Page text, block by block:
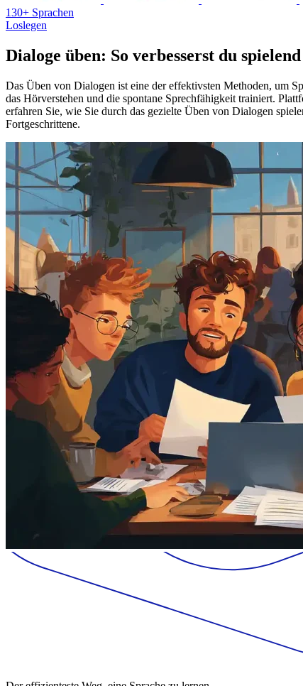
130+ Sprachen
Loslegen
Dialoge üben: So verbesserst du
Das Üben von Dialogen ist eine der effektivsten Methoden, um
das Hörverstehen und die spontane Sprechfähigkeit trainiert.
erfahren Sie, wie Sie durch das gezielte Üben von Dialogen
Fortgeschrittene.